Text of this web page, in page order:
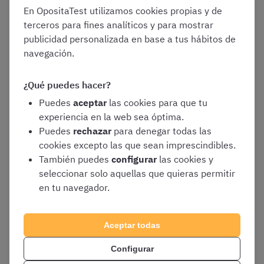
Régimen Local, Gestión Presupuestaria, Contabilidad
Pública y Derecho Financiero.
La dificultad también
radica en la
exigencia de precisión normativay en la
variedad de pruebas del proceso.
¿Cómo es la exposición
oral de la oposición
Intervención-Tesorería
en Administraciones
Locales (Habilitación
En OpositaTest utilizamos cookies propias y de
terceros para fines analíticos y para mostrar
publicidad personalizada en base a tus hábitos de
navegación.
¿Qué puedes hacer?
Puedes aceptar las cookies para que tu
experiencia en la web sea óptima.
Puedes rechazar para denegar todas las
cookies excepto las que sean imprescindibles.
También puedes configurar las cookies y
seleccionar solo aquellas que quieras permitir
en tu navegador.
Aceptar todas
Configurar